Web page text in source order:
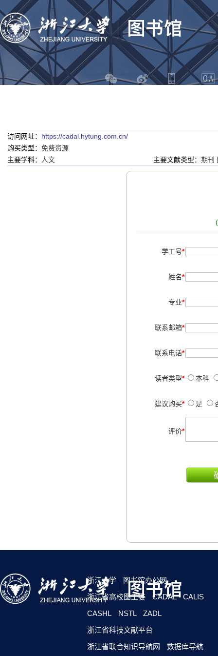
访问网址： https://cadal.hytung.com.cn/
购买类型： 免费资源
主要学科：
人文 主要文献类型： 期刊
学工号*
姓名*
专业*
联系邮箱*
联系电话*
读者类型* 本科
建议购买* 是
评价*
浙江大学
图书馆办公网
浙江省高校图工委
CADAL
CALIS
CASHL
NSTL
ZADL
浙江省科技文献平台
浙江省联合知识导航网
数据库导航